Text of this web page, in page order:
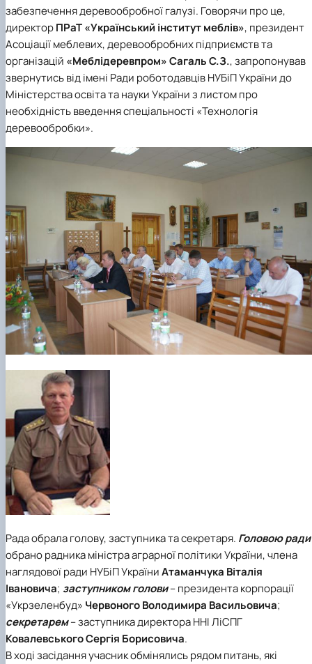
забезпечення деревообробної галузі. Говорячи про це,
директорПРаТ «Український інститут меблів», президент
Асоціації меблевих, деревообробних підприємств та
організацій «Меблідеревпром»Сагаль С.З., запропонував
звернутись від імені Ради роботодавців НУБіП України до
Міністерства освіта та науки України з листом про
необхідність введення спеціальності «Технологія
деревообробки».
Рада обрала голову, заступника та секретаря. Головою ради
обрано радника міністра аграрної політики України, члена
наглядової ради НУБіП УкраїниАтаманчука Віталія
Івановича; заступником голови– президента корпорації
«Укрзеленбуд» Червоного Володимира Васильовича;
секретарем– заступника директора ННІ ЛіСПГ
Ковалевського Сергія Борисовича.
В ході засідання учасник обмінялись рядом питань, які